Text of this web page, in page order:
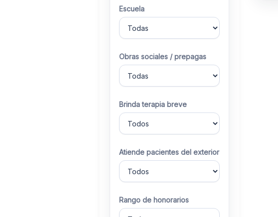
Escuela
Obras sociales / prepagas
Brinda terapia breve
Atiende pacientes del exterior
Rango de honorarios